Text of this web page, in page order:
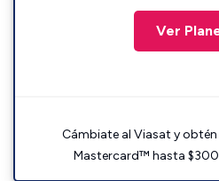
Ver
Cámbiate al Viasat y
Mastercard™ hasta